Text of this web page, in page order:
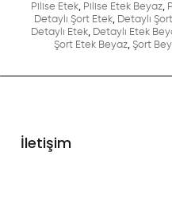
Pilise Etek, Pilise Etek Beyaz,
Detaylı Şort Etek, Detaylı
Detaylı Etek, Detaylı Etek
Şort Etek Beyaz, Şort
İletişim
WhatsApp Destek